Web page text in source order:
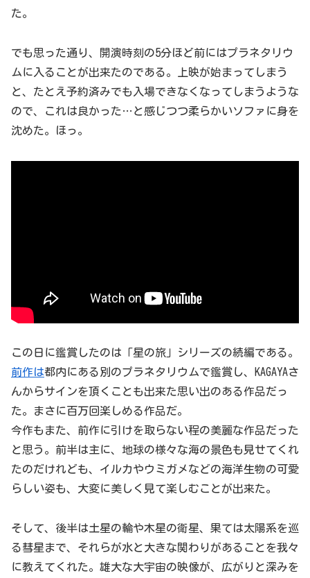
た。
でも思った通り、開演時刻の5分ほど前にはプラネタリウ
ムに入ることが出来たのである。上映が始まってしまう
と、たとえ予約済みでも入場できなくなってしまうような
ので、これは良かった…と感じつつ柔らかいソファに身を
沈めた。ほっ。
この日に鑑賞したのは「星の旅」シリーズの続編である。
前作は都内にある別のプラネタリウムで鑑賞し、KAGAYAさ
んからサインを頂くことも出来た思い出のある作品だっ
た。まさに百万回楽しめる作品だ。
今作もまた、前作に引けを取らない程の美麗な作品だった
と思う。前半は主に、地球の様々な海の景色も見せてくれ
たのだけれども、イルカやウミガメなどの海洋生物の可愛
らしい姿も、大変に美しく見て楽しむことが出来た。
そして、後半は土星の輪や木星の衛星、果ては太陽系を巡
る彗星まで、それらが水と大きな関わりがあることを我々
に教えてくれた。雄大な大宇宙の映像が、広がりと深みを